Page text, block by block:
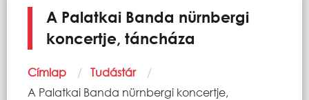
A Palatkai Banda nürnbergi
koncertje, táncháza
Morzsa
Címlap
Tudástár
Current:
A Palatkai Banda nürnbergi koncertje,